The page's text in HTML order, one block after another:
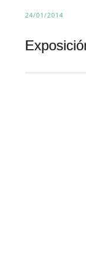
24/01/2014